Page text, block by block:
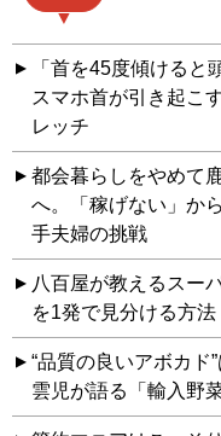
「首を45度傾ける
スマホ首が引き起こ
レッチ
都会暮らしをやめて
へ。「稼げない」か
手夫婦の挑戦
八百屋が教えるスー
を1発で見分ける方法
“品質の良いアボカ
雲児が語る「輸入野